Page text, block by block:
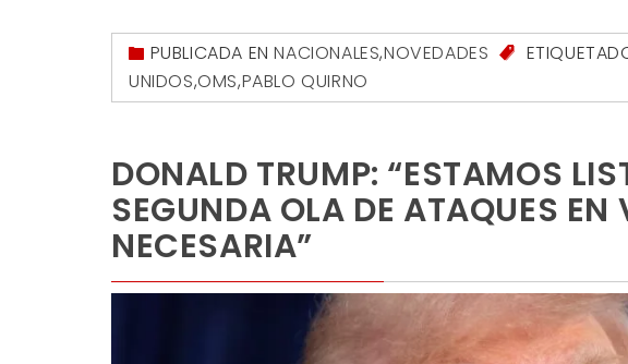
PUBLICADA ENNACIONALES,NOVEDADES
UNIDOS,OMS,PABLO QUIRNO
DONALD TRUMP: “ESTAMOS
SEGUNDA OLA DE ATAQUES EN
NECESARIA”